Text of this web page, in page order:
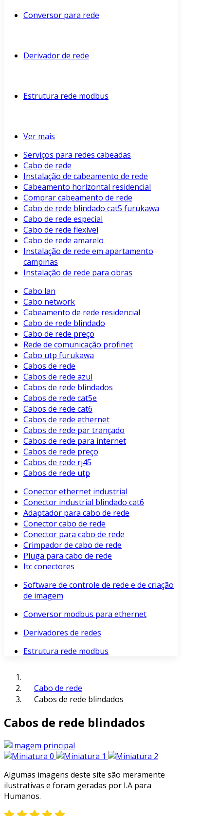
Conversor para rede
Derivador de rede
Estrutura rede modbus
Ver mais
Serviços para redes cabeadas
Cabo de rede
Instalação de cabeamento de rede
Cabeamento horizontal residencial
Comprar cabeamento de rede
Cabo de rede blindado cat5 furukawa
Cabo de rede especial
Cabo de rede flexível
Cabo de rede amarelo
Instalação de rede em apartamento
campinas
Instalação de rede para obras
Cabo lan
Cabo network
Cabeamento de rede residencial
Cabo de rede blindado
Cabo de rede preço
Rede de comunicação profinet
Cabo utp furukawa
Cabos de rede
Cabos de rede azul
Cabos de rede blindados
Cabos de rede cat5e
Cabos de rede cat6
Cabos de rede ethernet
Cabos de rede par trançado
Cabos de rede para internet
Cabos de rede preço
Cabos de rede rj45
Cabos de rede utp
Conector ethernet industrial
Conector industrial blindado cat6
Adaptador para cabo de rede
Conector cabo de rede
Conector para cabo de rede
Crimpador de cabo de rede
Pluga para cabo de rede
Itc conectores
Software de controle de rede e de criação
de imagem
Conversor modbus para ethernet
Derivadores de redes
Estrutura rede modbus
Cabo de rede
Cabos de rede blindados
Cabos de rede blindados
Algumas imagens deste site são meramente
ilustrativas e foram geradas por I.A para
Humanos.